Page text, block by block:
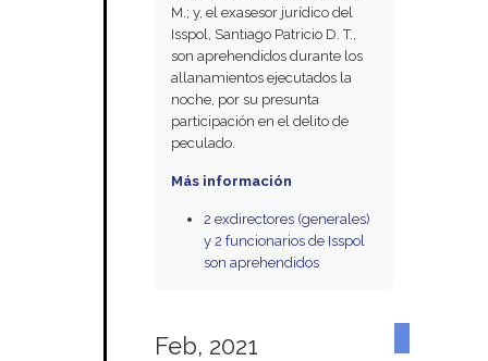
M.; y, el exasesor jurídico del
Isspol, Santiago Patricio D. T.,
son aprehendidos durante los
allanamientos ejecutados la
noche, por su presunta
participación en el delito de
peculado.
Más información
2 exdirectores (generales)
y 2 funcionarios de Isspol
son aprehendidos
Feb, 2021